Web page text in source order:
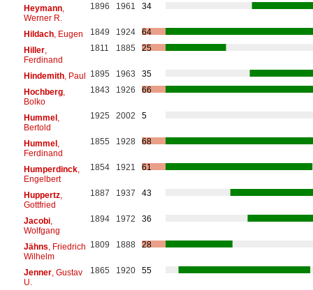
Heymann,
Werner R.
1896 1961 34
Hildach, Eugen 1849 1924
64
Hiller,
Ferdinand
1811 1885 25
Hindemith, Paul 1895 1963
35
Hochberg,
Bolko
1843 1926 66
Hummel,
Bertold
1925 2002 5
Hummel,
Ferdinand
1855 1928 68
Humperdinck,
Engelbert
1854 1921 61
Huppertz,
Gottfried
1887 1937 43
Jacobi,
Wolfgang
1894 1972 36
Jähns , Friedrich
Wilhelm
1809 1888 28
Jenner, Gustav
U.
1865 1920 55